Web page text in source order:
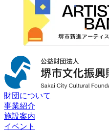
財団について
事業紹介
施設案内
イベント